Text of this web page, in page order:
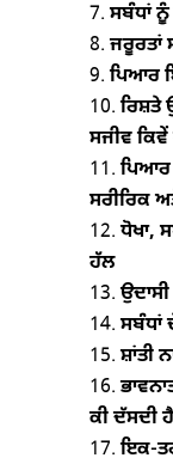
ਸਬੰਧਾਂ
ਜਰੂਰਤਾਂ
ਪਿਆਰ
ਰਿਸ਼ਤੇ
ਸਜੀਵ
ਪਿਆਰ
ਸਰੀਰਿਕ
ਧੋਖਾ,
ਹੱਲ
ਸਬੰਧਾਂ
ਸ਼ਾਂਤੀ
ਕੀ ਦੱਸਦੀ ਹੈ
ਇਕ-